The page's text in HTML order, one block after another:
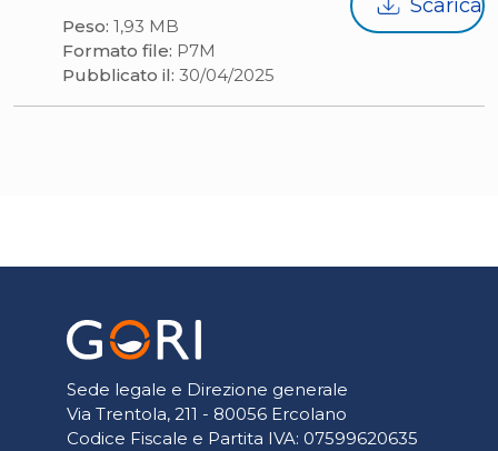
Peso: 1,93 MB
Formato file: P7M
Pubblicato il: 30/04/2025
Scarica
Sede legale e Direzione generale
Via Trentola, 211 - 80056 Ercolano
Codice Fiscale e Partita IVA: 07599620635